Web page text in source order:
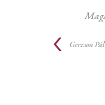
Gerzson Pál